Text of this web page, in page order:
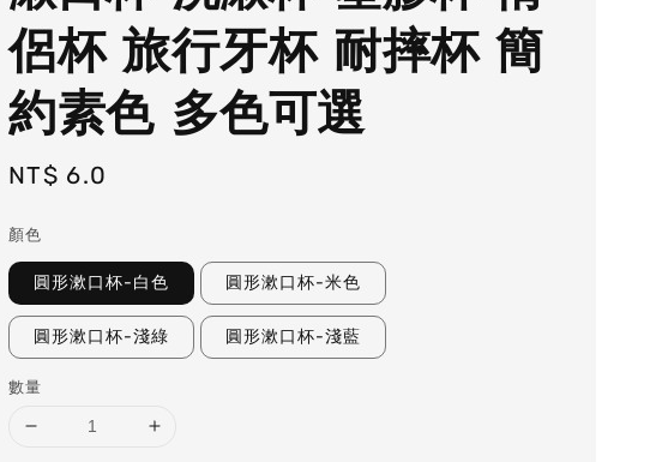
侶杯 旅行牙杯 耐摔杯 簡
約素色 多色可選
Regular
NT$ 6.0
顏色
圓形漱口杯-白色 圓形漱口杯-米色
圓形漱口杯-淺綠 圓形漱口杯-淺藍
數量